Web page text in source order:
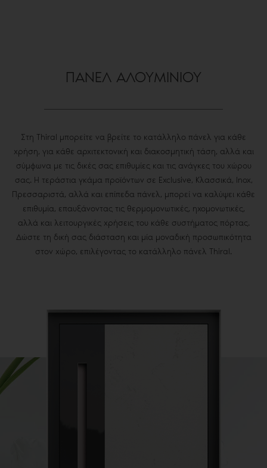
ΠΑΝΕΛ ΑΛΟΥΜΙΝΙΟΥ
Στη Thiral μπορείτε να βρείτε το κατάλληλο πάνελ για κάθε
χρήση, για κάθε αρχιτεκτονική και διακοσμητική τάση, αλλά και
σύμφωνα με τις δικές σας επιθυμίες και τις ανάγκες του χώρου
σας. Η τεράστια γκάμα προϊόντων σε Exclusive, Κλασσικά, Inox,
Πρεσσαριστά, αλλά και επίπεδα πάνελ, μπορεί να καλύψει κάθε
επιθυμία, επαυξάνοντας τις θερμομονωτικές, ηχομονωτικές,
αλλά και λειτουργικές χρήσεις του κάθε συστήματος πόρτας.
Δώστε τη δική σας διάσταση και μία μοναδική προσωπικότητα
στον χώρο, επιλέγοντας το κατάλληλο πάνελ Thiral.